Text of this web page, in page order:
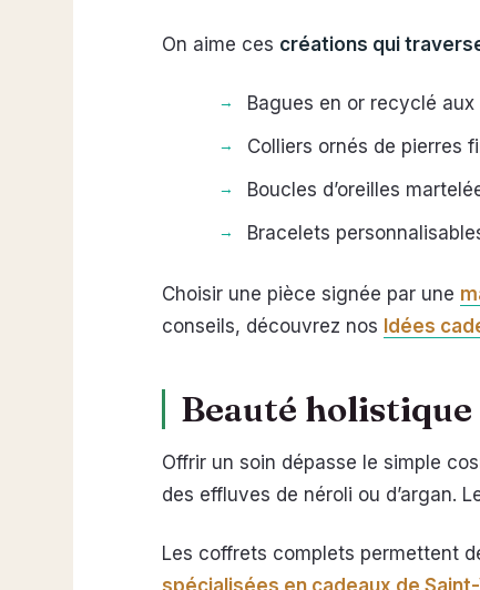
On aime ces créations qui
Bagues en or recyclé
Colliers ornés de pierres
Boucles d’oreilles
Bracelets
Choisir une pièce signée par une
conseils, découvrez nos Idées
Beauté
Offrir un soin dépasse le simple
des effluves de néroli ou d’argan.
Les coffrets complets permettent
spécialisées en cadeaux de